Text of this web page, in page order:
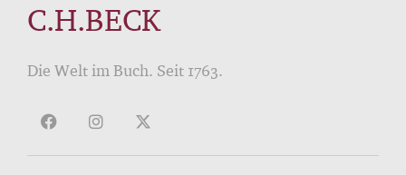
C.H.BECK
Die Welt im Buch. Seit 1763.